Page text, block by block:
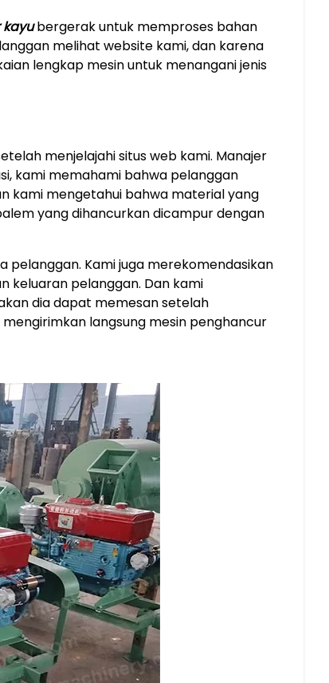
bergerak untuk memproses bahan
melihat website kami, dan karena
lengkap mesin untuk menangani jenis
menjelajahi situs web kami. Manajer
kami memahami bahwa pelanggan
kami mengetahui bahwa material yang
yang dihancurkan dicampur dengan
pelanggan. Kami juga merekomendasikan
keluaran pelanggan. Dan kami
dia dapat memesan setelah
langsung mesin penghancur